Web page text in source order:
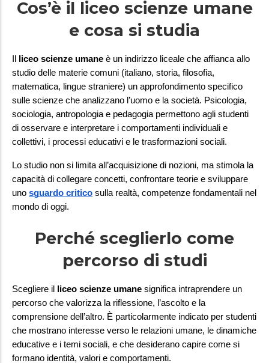
Cos’è il liceo scienze umane
e cosa si studia
liceo scienze umane è un indirizzo liceale che affianca allo
studio delle materie comuni (italiano, storia, filosofia,
matematica, lingue straniere) un approfondimento specifico
sulle scienze che analizzano l’uomo e la società. Psicologia,
sociologia, antropologia e pedagogia permettono agli studenti
di osservare e interpretare i comportamenti individuali e
collettivi, i processi educativi e le trasformazioni sociali.
Lo studio non si limita all’acquisizione di nozioni, ma stimola la
capacità di collegare concetti, confrontare teorie e sviluppare
uno sguardo critico sulla realtà, competenze fondamentali nel
mondo di oggi.
Perché sceglierlo come
percorso di studi
Scegliere il liceo scienze umane significa intraprendere un
percorso che valorizza la riflessione, l’ascolto e la
comprensione dell’altro. È particolarmente indicato per studenti
che mostrano interesse verso le relazioni umane, le dinamiche
educative e i temi sociali, e che desiderano capire come si
formano identità, valori e comportamenti.